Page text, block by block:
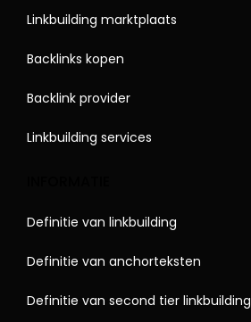
Linkbuilding marktplaats
Backlinks kopen
Backlink provider
Linkbuilding services
Definitie van linkbuilding
Definitie van anchorteksten
Definitie van second tier linkbuilding